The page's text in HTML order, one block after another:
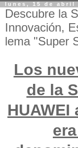
lunes, 15 de abril
Descubre la
Innovación,
lema "Super
Los
de la